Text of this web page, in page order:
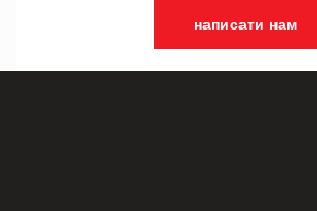
написати нам